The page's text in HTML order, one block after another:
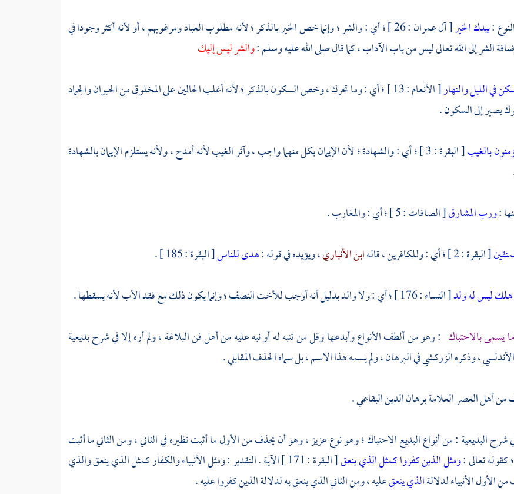
:بيدك الخير
[ آل عمران : 26 ] ؛ أي : والشر ؛ وإنما خص الخير بالذكر ؛ لأنه مطلوب العباد ومرغوبهم ، أو لأنه أكثر وجودا في
الشر إلى الله تعالى ليس من باب الآداب ، كما قال صلى الله عليه وسلم :والشر ليس إليك
في الليل والنهار
[ الأنعام : 13 ] ؛ أي : وما تحرك ، وخص السكون بالذكر ؛ لأنه أغلب الحالين على المخلوق من الحيوان والجماد
يصير إلى السكون .
بالغيب
[ البقرة : 3 ] ؛ أي : والشهادة ؛ لأن الإيمان بكل منهما واجب ، وآثر الغيب لأنه أمدح ، ولأنه يستلزم الإيمان بالشهادة
:ورب المشارق[ الصافات : 5 ] ؛ أي : والمغارب .
[ البقرة : 2 ] ؛ أي : وللكافرين ، قاله ابن الأنباري، ويؤيده في قوله :هدى للناس[ البقرة : 185 ] .
هلك ليس له ولد[ النساء : 176 ] ؛ أي : ولا والد بدليل أنه أوجب للأخت النصف ؛ وإنما يكون ذلك مع فقد الأب لأنه يسقطها .
ما يسمى بالاحتباك : وهو من ألطف الأنواع وأبدعها وقل من تنبه له أو نبه عليه من أهل فن البلاغة ، ولم أره إلا في شرح بديعية
، وذكرهالزركشيفي البرهان ، ولم يسمه هذا الاسم ، بل سماه الحذف المقابلي .
من أهل العصر العلامةبرهان الدين البقاعي.
شرح البديعية : من أنواع البديع الاحتباك ؛ وهو نوع عزيز ، وهو أن يحذف من الأول ما أثبت نظيره في الثاني ، ومن الثاني ما أثبت
كقوله تعالى :ومثل الذين كفروا كمثل الذي ينعق
[ البقرة : 171 ] الآية . التقدير : ومثل الأنبياء والكفار كمثل الذي ينعق والذي
الأول الأنبياء لدلالةالذي ينعقعليه ، ومن الثاني الذي ينعق به لدلالة الذين كفروا عليه .